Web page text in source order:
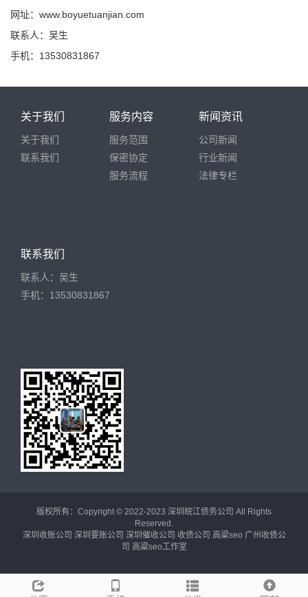
网址：www.boyuetuanjian.com
联系人：吴生
手机：13530831867
关于我们
关于我们
联系我们
服务内容
服务范围
保密协定
服务流程
新闻资讯
公司新闻
行业新闻
法律专栏
联系我们
联系人：吴生
手机：13530831867
版权所有：Copyright © 2022-2023 深圳皖江债务公司 All Rights
Reserved.
深圳收账公司 深圳要账公司 深圳催收公司 收债公司 高粱seo 广州收债公
司 高粱seo工作室